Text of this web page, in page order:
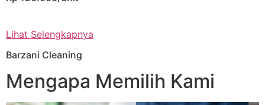
Lihat Selengkapnya
Barzani Cleaning
Mengapa Memilih Kami